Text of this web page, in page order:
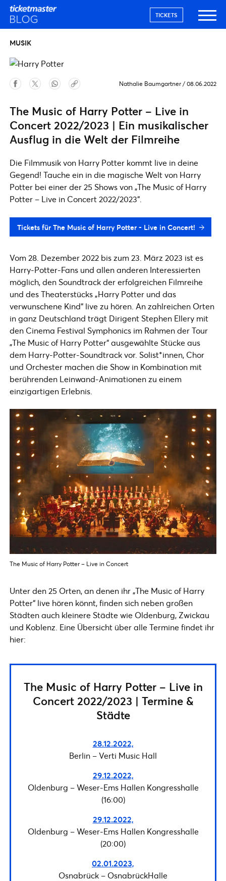
TICKETS
MUSIK
Nathalie Baumgartner / 08.06.2022
The Music of Harry Potter – Live in
Concert 2022/2023 | Ein musikalischer
Ausflug in die Welt der Filmreihe
Die Filmmusik von Harry Potter kommt live in deine
Gegend! Tauche ein in die magische Welt von Harry
Potter bei einer der 25 Shows von „The Music of Harry
Potter – Live in Concert 2022/2023“.
Tickets für The Music of Harry Potter - Live in Concert!
Vom 28. Dezember 2022 bis zum 23. März 2023 ist es
Harry-Potter-Fans und allen anderen Interessierten
möglich, den Soundtrack der erfolgreichen Filmreihe
und des Theaterstücks „Harry Potter und das
verwunschene Kind“ live zu hören. An zahlreichen Orten
in ganz Deutschland trägt Dirigent Stephen Ellery mit
den Cinema Festival Symphonics im Rahmen der Tour
„The Music of Harry Potter“ ausgewählte Stücke aus
dem Harry-Potter-Soundtrack vor. Solist*innen, Chor
und Orchester machen die Show in Kombination mit
berührenden Leinwand-Animationen zu einem
einzigartigen Erlebnis.
The Music of Harry Potter – Live in Concert
Unter den 25 Orten, an denen ihr „The Music of Harry
Potter“ live hören könnt, finden sich neben großen
Städten auch kleinere Städte wie Oldenburg, Zwickau
und Koblenz. Eine Übersicht über alle Termine findet ihr
hier:
The Music of Harry Potter – Live in
Concert 2022/2023 | Termine &
Städte
28.12.2022,
Berlin – Verti Music Hall
29.12.2022,
Oldenburg – Weser-Ems Hallen Kongresshalle
(16:00)
29.12.2022,
Oldenburg – Weser-Ems Hallen Kongresshalle
(20:00)
02.01.2023,
Osnabrück – OsnabrückHalle